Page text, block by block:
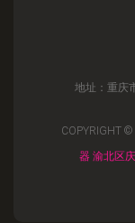
地址：重庆
COPYRIGHT
器 渝北区